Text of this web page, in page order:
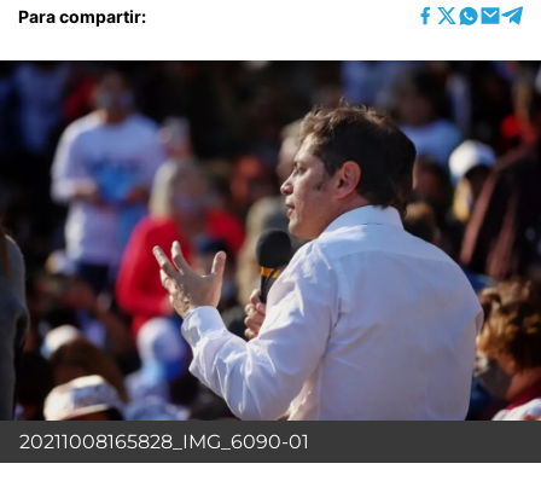
Para compartir:
20211008165828_IMG_6090-01